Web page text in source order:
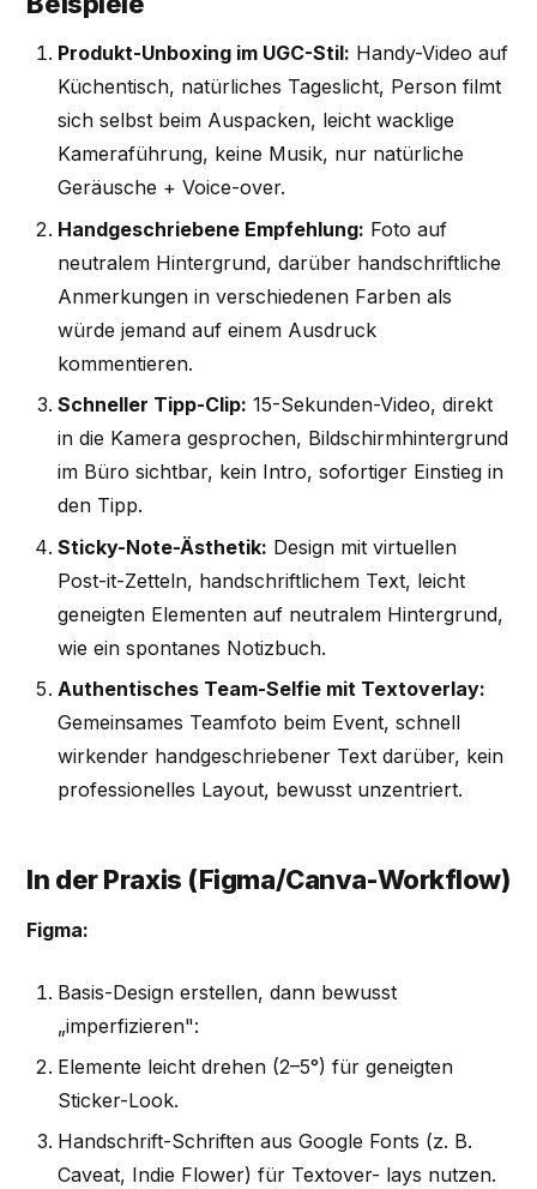
Produkt-Unboxing im UGC-Stil: Handy-Video auf
Küchentisch, natürliches Tageslicht, Person filmt
sich selbst beim Auspacken, leicht wacklige
Kameraführung, keine Musik, nur natürliche
Geräusche + Voice-over.
Handgeschriebene Empfehlung: Foto auf
neutralem Hintergrund, darüber handschriftliche
Anmerkungen in verschiedenen Farben als
würde jemand auf einem Ausdruck
kommentieren.
Schneller Tipp-Clip: 15-Sekunden-Video, direkt
in die Kamera gesprochen, Bildschirmhintergrund
im Büro sichtbar, kein Intro, sofortiger Einstieg in
den Tipp.
Sticky-Note-Ästhetik: Design mit virtuellen
Post-it-Zetteln, handschriftlichem Text, leicht
geneigten Elementen auf neutralem Hintergrund,
wie ein spontanes Notizbuch.
Authentisches Team-Selfie mit Textoverlay:
Gemeinsames Teamfoto beim Event, schnell
wirkender handgeschriebener Text darüber, kein
professionelles Layout, bewusst unzentriert.
In der Praxis (Figma/Canva-Workflow)
Figma:
Basis-Design erstellen, dann bewusst
„imperfizieren":
Elemente leicht drehen (2–5°) für geneigten
Sticker-Look.
Handschrift-Schriften aus Google Fonts (z. B.
Caveat, Indie Flower) für Textover- lays nutzen.